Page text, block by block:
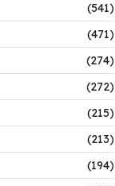
(541)
(471)
(274)
(272)
(215)
(213)
(194)